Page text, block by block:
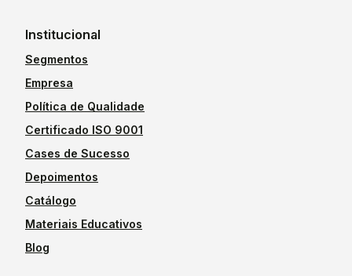
Institucional
Segmentos
Empresa
Política de Qualidade
Certificado ISO 9001
Cases de Sucesso
Depoimentos
Catálogo
Materiais Educativos
Blog